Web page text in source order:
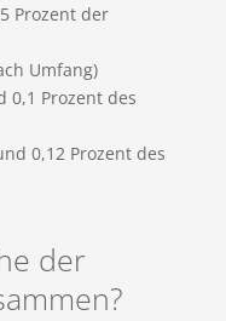
Prozent der
Umfang)
Prozent des
0,12 Prozent des
der